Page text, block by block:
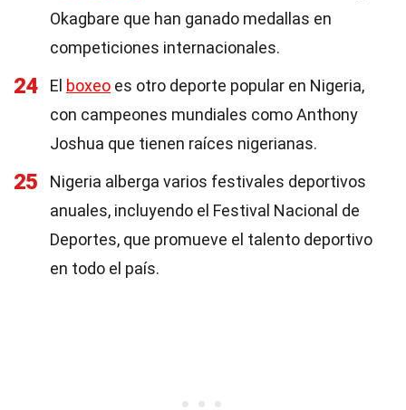
Okagbare que han ganado medallas en
competiciones internacionales.
24 El boxeo es otro deporte popular en Nigeria,
con campeones mundiales como Anthony
Joshua que tienen raíces nigerianas.
25
Nigeria alberga varios festivales deportivos
anuales, incluyendo el Festival Nacional de
Deportes, que promueve el talento deportivo
en todo el país.